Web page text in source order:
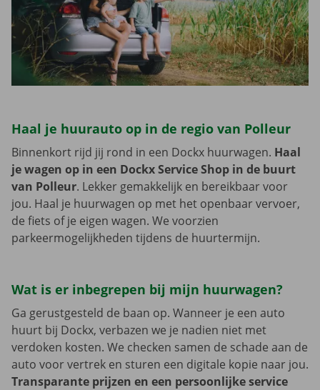
Haal je huurauto op in de regio van Polleur
Binnenkort rijd jij rond in een Dockx huurwagen. Haal
je wagen op in een Dockx Service Shop in de buurt
van Polleur. Lekker gemakkelijk en bereikbaar voor
jou. Haal je huurwagen op met het openbaar vervoer,
de fiets of je eigen wagen. We voorzien
parkeermogelijkheden tijdens de huurtermijn.
Wat is er inbegrepen bij mijn huurwagen?
Ga gerustgesteld de baan op. Wanneer je een auto
huurt bij Dockx, verbazen we je nadien niet met
verdoken kosten. We checken samen de schade aan de
auto voor vertrek en sturen een digitale kopie naar jou.
Transparante prijzen en een persoonlijke service